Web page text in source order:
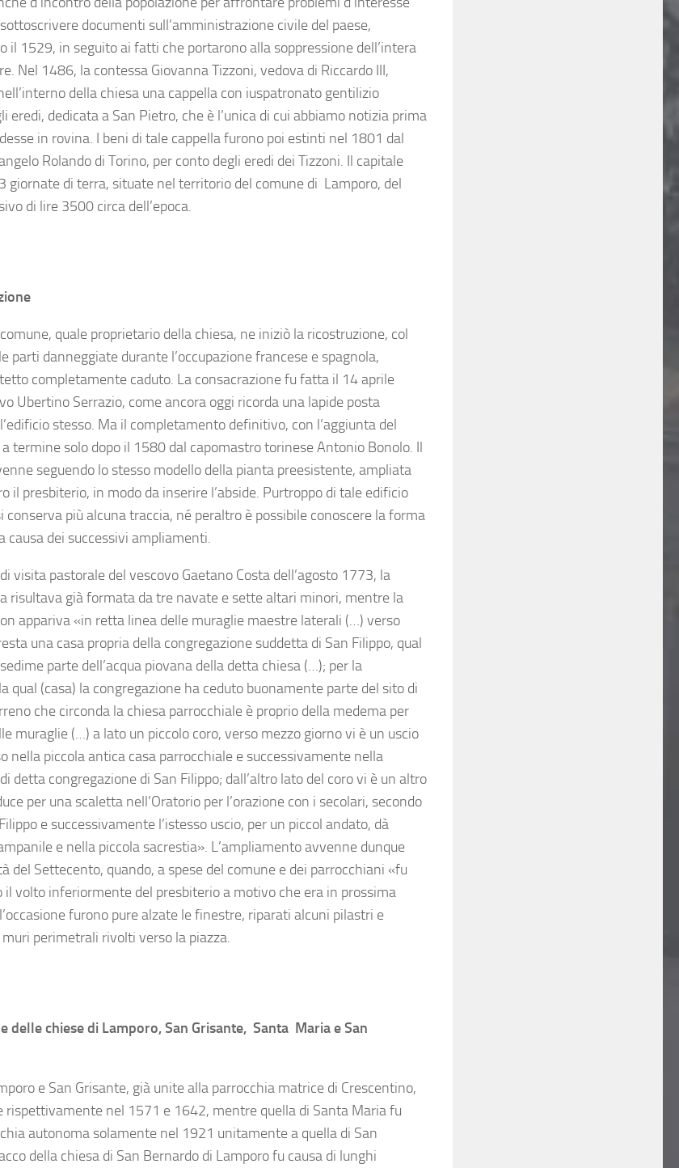
documenti sull’amministrazione civile del paese,
il 1529, in seguito ai fatti che portarono alla soppressione dell’intera
Nel 1486, la contessa Giovanna Tizzoni, vedova di Riccardo III,
della chiesa una cappella con iuspatronato gentilizio
eredi, dedicata a San Pietro, che è l’unica di cui abbiamo notizia prima
in rovina. I beni di tale cappella furono poi estinti nel 1801 dal
Rolando di Torino, per conto degli eredi dei Tizzoni. Il capitale
giornate di terra, situate nel territorio del comune di Lamporo, del
di lire 3500 circa dell’epoca.
quale proprietario della chiesa, ne iniziò la ricostruzione, col
parti danneggiate durante l’occupazione francese e spagnola,
completamente caduto. La consacrazione fu fatta il 14 aprile
Ubertino Serrazio, come ancora oggi ricorda una lapide posta
stesso. Ma il completamento definitivo, con l’aggiunta del
termine solo dopo il 1580 dal capomastro torinese Antonio Bonolo. Il
seguendo lo stesso modello della pianta preesistente, ampliata
il presbiterio, in modo da inserire l’abside. Purtroppo di tale edificio
conserva più alcuna traccia, né peraltro è possibile conoscere la forma
causa dei successivi ampliamenti.
visita pastorale del vescovo Gaetano Costa dell’agosto 1773, la
risultava già formata da tre navate e sette altari minori, mentre la
appariva «in retta linea delle muraglie maestre laterali (…) verso
una casa propria della congregazione suddetta di San Filippo, qual
parte dell’acqua piovana della detta chiesa (…); per la
qual (casa) la congregazione ha ceduto buonamente parte del sito di
che circonda la chiesa parrocchiale è proprio della medema per
muraglie (…) a lato un piccolo coro, verso mezzo giorno vi è un uscio
nella piccola antica casa parrocchiale e successivamente nella
detta congregazione di San Filippo; dall’altro lato del coro vi è un altro
per una scaletta nell’Oratorio per l’orazione con i secolari, secondo
e successivamente l’istesso uscio, per un piccol andato, dà
e nella piccola sacrestia». L’ampliamento avvenne dunque
del Settecento, quando, a spese del comune e dei parrocchiani «fu
il volto inferiormente del presbiterio a motivo che era in prossima
furono pure alzate le finestre, riparati alcuni pilastri e
perimetrali rivolti verso la piazza.
delle chiese di Lamporo, San Grisante, Santa Maria e San
e San Grisante, già unite alla parrocchia matrice di Crescentino,
rispettivamente nel 1571 e 1642, mentre quella di Santa Maria fu
autonoma solamente nel 1921 unitamente a quella di San
della chiesa di San Bernardo di Lamporo fu causa di lunghi